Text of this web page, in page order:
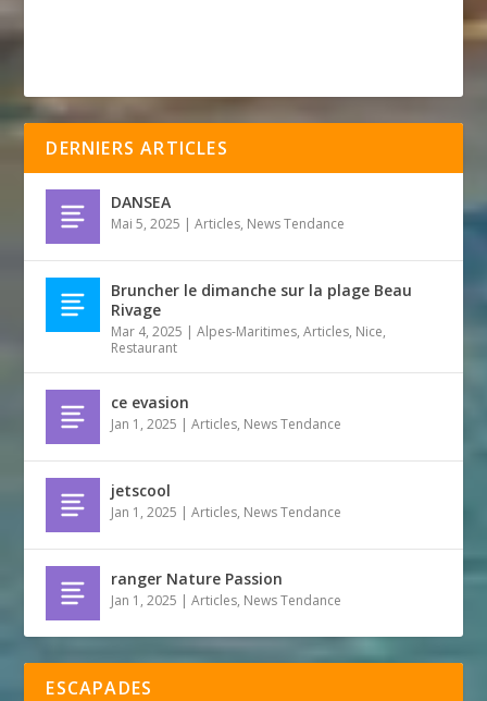
DERNIERS ARTICLES
DANSEA
Mai 5, 2025 |Articles, News Tendance
Bruncher le dimanche sur la plage Beau
Rivage
Mar 4, 2025 |Alpes-Maritimes,Articles, Nice,
Restaurant
ce evasion
Jan 1, 2025 |Articles, News Tendance
jetscool
Jan 1, 2025 |Articles, News Tendance
ranger Nature Passion
Jan 1, 2025 |Articles, News Tendance
ESCAPADES